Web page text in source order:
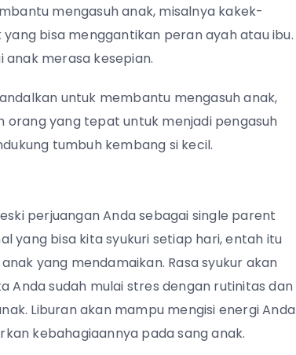
mengasuh anak, misalnya kakek-
bisa menggantikan peran ayah atau ibu.
merasa kesepian.
untuk membantu mengasuh anak,
orang yang tepat untuk menjadi pengasuh
tumbuh kembang si kecil.
perjuangan Anda sebagai single parent
yang bisa kita syukuri setiap hari, entah itu
yang mendamaikan. Rasa syukur akan
Anda sudah mulai stres dengan rutinitas dan
Liburan akan mampu mengisi energi Anda
kebahagiaannya pada sang anak.